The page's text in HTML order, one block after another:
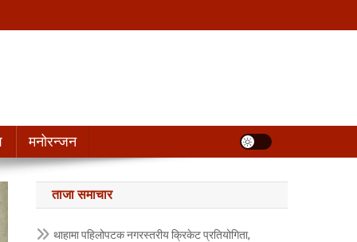
मनोरन्जन
ताजा समाचार
थाहामा पहिलोपटक नगरस्तरीय क्रिकेट प्रतियोगिता,